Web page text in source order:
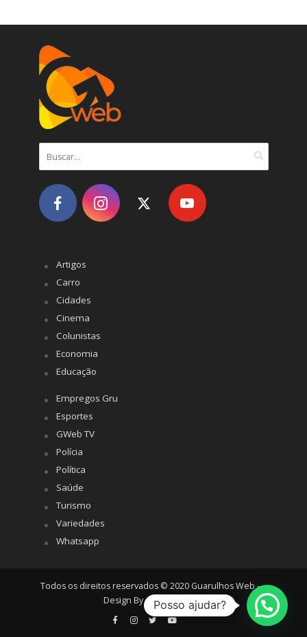
Artigos
Carro
Cidades
Cinema
Colunistas
Economia
Educação
Empregos Gru
Esportes
GWeb TV
Polícia
Política
Saúde
Turismo
Variedades
Whatsapp
Todos os direitos reservados © 2020 Guarulhos Web -
Design ByAgência Hiro
Posso ajudar?